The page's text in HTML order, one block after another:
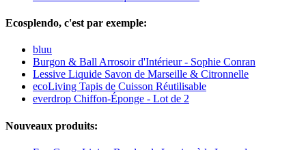
Ecosplendo, c'est par exemple:
bluu
Burgon & Ball Arrosoir d'Intérieur - Sophie Conran
Lessive Liquide Savon de Marseille & Citronnelle
ecoLiving Tapis de Cuisson Réutilisable
everdrop Chiffon-Éponge - Lot de 2
Nouveaux produits: